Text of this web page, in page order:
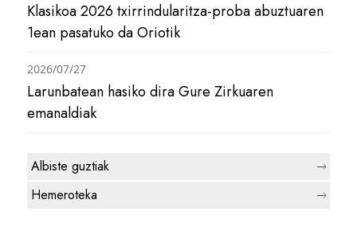
Klasikoa 2026 txirrindularitza-proba abuztuaren
1ean pasatuko da Oriotik
Larunbatean hasiko dira Gure Zirkuaren
emanaldiak
2026/07/27
Albiste guztiak
Hemeroteka